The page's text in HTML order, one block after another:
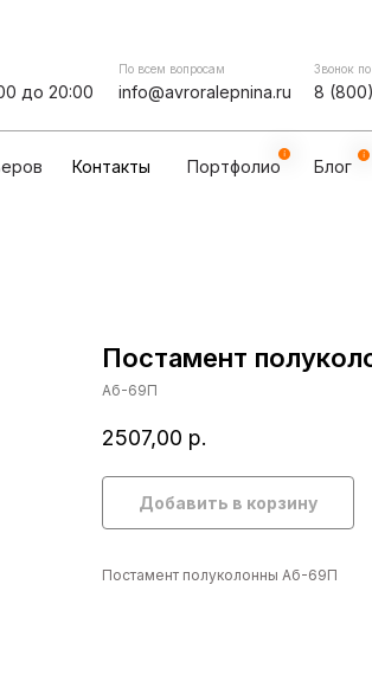
до 20:00
По всем вопросам
info@avroralepnina.ru
Звонок
8
Портфолио Блог
Контакты
Постамент
Аб-69П
2507,00 р.
Добавить в корзину
Постамент полуколонны Аб-69П